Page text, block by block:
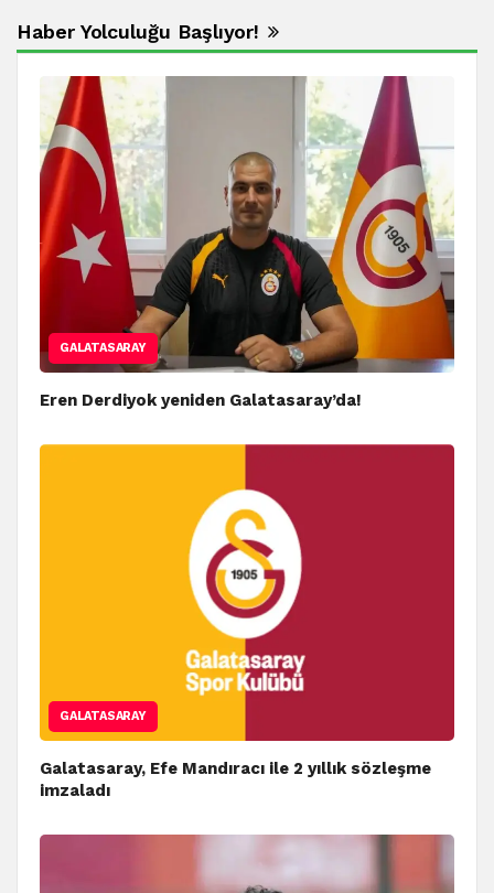
Haber Yolculuğu Başlıyor!
GALATASARAY
Eren Derdiyok yeniden Galatasaray’da!
GALATASARAY
Galatasaray, Efe Mandıracı ile 2 yıllık sözleşme
imzaladı